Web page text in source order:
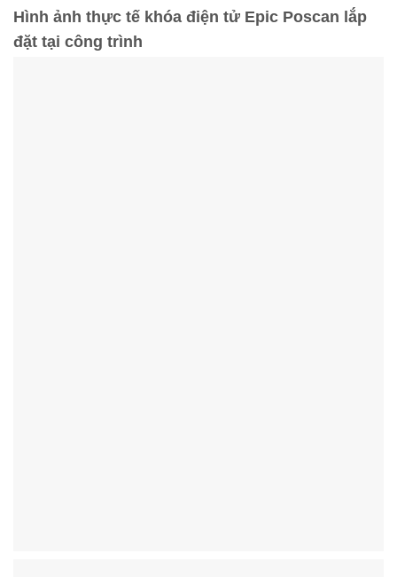
Hình ảnh thực tế khóa điện tử Epic Poscan lắp
đặt tại công trình